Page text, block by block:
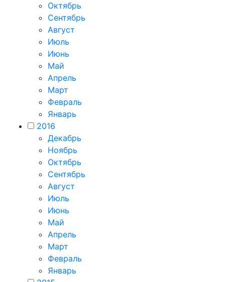
Октябрь
Сентябрь
Август
Июль
Июнь
Май
Апрель
Март
Февраль
Январь
2016
Декабрь
Ноябрь
Октябрь
Сентябрь
Август
Июль
Июнь
Май
Апрель
Март
Февраль
Январь